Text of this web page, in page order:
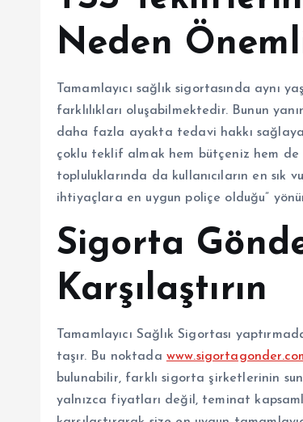
Neden
Tamamlayıcı sağlık sigortasında
farklılıkları oluşabilmektedir. Bunun
daha fazla ayakta tedavi hakkı
çoklu teklif almak hem bütçeniz hem de
topluluklarında da kullanıcıların en sık
ihtiyaçlara en uygun poliçe olduğu”
Sigorta
Karşılaştırın
Tamamlayıcı Sağlık Sigortası
taşır. Bu noktada
bulunabilir, farklı sigorta şirketlerinin
yalnızca fiyatları değil, teminat